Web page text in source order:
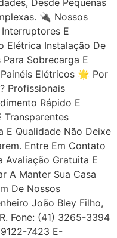
Desde Pequenas
🔌 Nossos
E
Elétrica Instalação De
Sobrecarga E
Elétricos 🌟 Por
Profissionais
Rápido E
E Qualidade Não Deixe
Entre Em Contato
Avaliação Gratuita E
A Manter Sua Casa
De Nossos
João Bley Filho,
Fone: (41) 3265-3394
9122-7423 E-